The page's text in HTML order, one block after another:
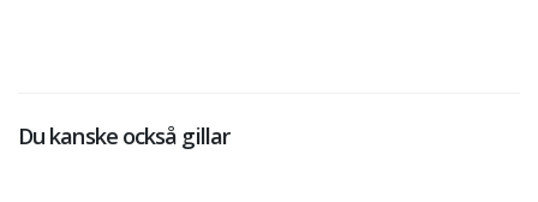
Du kanske också gillar